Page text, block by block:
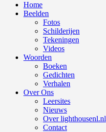
Home
Beelden
Fotos
Schilderijen
Tekeningen
Videos
Woorden
Boeken
Gedichten
Verhalen
Over Ons
Leersites
Nieuws
Over lighthousenl.nl
Contact